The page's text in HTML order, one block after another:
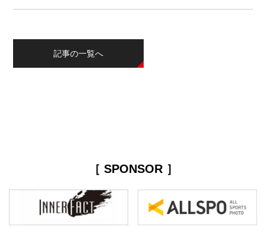
記事の一覧へ
［ SPONSOR ］